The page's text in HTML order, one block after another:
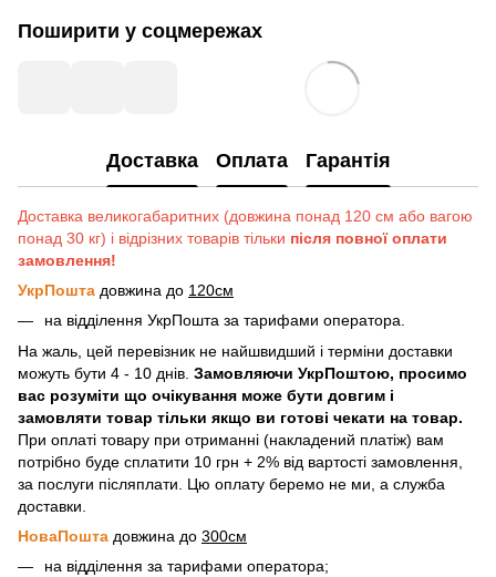
Поширити у соцмережах
Доставка Оплата Гарантія
Доставка великогабаритних (довжина понад 120 см або вагою
понад 30 кг) і відрізних товарів тільки після повної оплати
замовлення!
УкрПошта довжина до 120см
на відділення УкрПошта за тарифами оператора.
На жаль, цей перевізник не найшвидший і терміни доставки
можуть бути 4 - 10 днів. Замовляючи УкрПоштою, просимо
вас розуміти що очікування може бути довгим і
замовляти товар тільки якщо ви готові чекати на товар.
При оплаті товару при отриманні (накладений платіж) вам
потрібно буде сплатити 10 грн + 2% від вартості замовлення,
за послуги післяплати. Цю оплату беремо не ми, а служба
доставки.
НоваПошта довжина до 300см
на відділення за тарифами оператора;